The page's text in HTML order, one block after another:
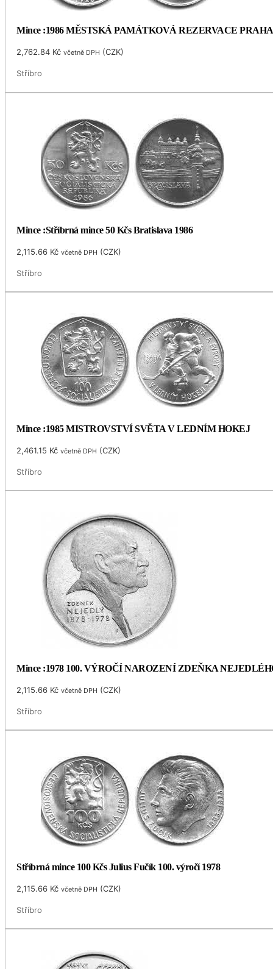
Mince :1986 MĚSTSKÁ PAMÁTKOVÁ REZERVACE PRAHA
2,762.84 Kč včetně DPH (CZK)
Stříbro
Mince :Stříbrná mince 50 Kčs Bratislava 1986
2,115.66 Kč včetně DPH (CZK)
Stříbro
Mince :1985 MISTROVSTVÍ SVĚTA V LEDNÍM HOKEJ
2,461.15 Kč včetně DPH (CZK)
Stříbro
Mince :1978 100. VÝROČÍ NAROZENÍ ZDEŇKA
2,115.66 Kč včetně DPH (CZK)
Stříbro
Stříbrná mince 100 Kčs Julius Fučík 100. výročí 1978
2,115.66 Kč včetně DPH (CZK)
Stříbro